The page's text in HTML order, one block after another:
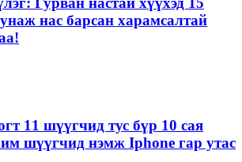
нас барсан харамсалтай
11 шүүгчид тус бүр 10 сая
шүүгчид нэмж Iphone гар утас